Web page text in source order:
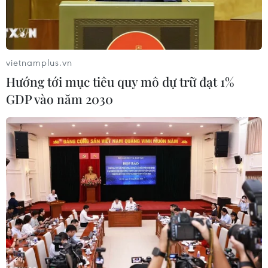
Thủ tướng chỉ định của chính quyền quân sự Niger Ali
Mahaman Lamine Zeine. (Ảnh: AFP/TTXVN)
Ngày 15/8, Thủ tướng chính quyền quân sự
Niger hôm qua đã có chuyến thăm không báo
trước tới nước láng giềng Cộng hòa Chad.
vietnamplus.vn
Hướng tới mục tiêu quy mô dự trữ đạt 1%
GDP vào năm 2030